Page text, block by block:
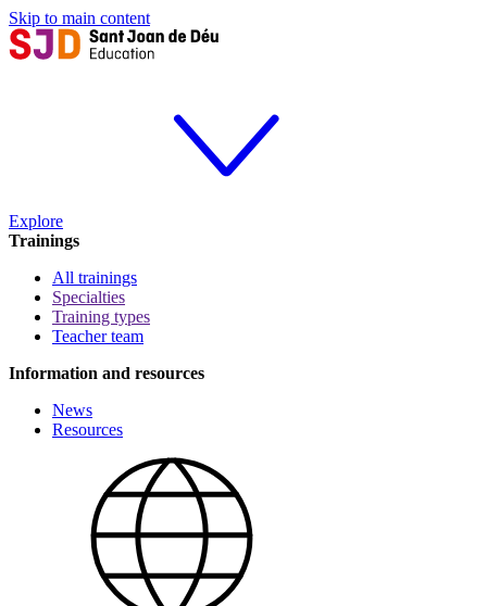
Skip to main content
Explore
Trainings
All trainings
Specialties
Training types
Teacher team
Information and resources
News
Resources